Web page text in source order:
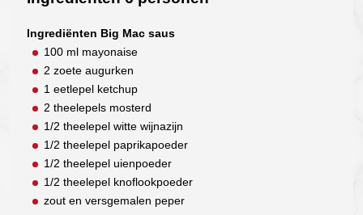
Ingrediënten Big Mac saus
100 ml mayonaise
2 zoete augurken
1 eetlepel ketchup
2 theelepels mosterd
1/2 theelepel witte wijnazijn
1/2 theelepel paprikapoeder
1/2 theelepel uienpoeder
1/2 theelepel knoflookpoeder
zout en versgemalen peper